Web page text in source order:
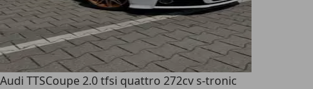
Audi TTSCoupe 2.0 tfsi quattro 272cv s-tronic